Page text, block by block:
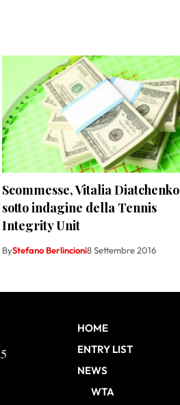
Scommesse, Vitalia Diatchenko
sotto indagine della Tennis
Integrity Unit
ByStefano Berlincioni8 Settembre 2016
HOME
ENTRY LIST
NEWS
WTA